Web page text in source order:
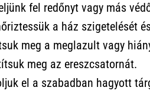
fel redőnyt vagy más
a ház szigetelését
meg a meglazult vagy
meg az ereszcsatornát.
el a szabadban hagyott